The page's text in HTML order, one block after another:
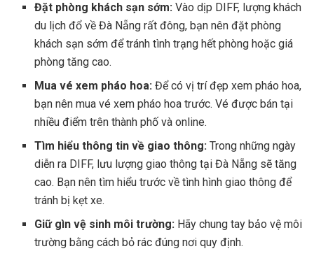
Đặt phòng khách sạn sớm: Vào dịp DIFF, lượng khách
du lịch đổ về Đà Nẵng rất đông, bạn nên đặt phòng
khách sạn sớm để tránh tình trạng hết phòng hoặc giá
phòng tăng cao.
Mua vé xem pháo hoa: Để có vị trí đẹp xem pháo hoa,
bạn nên mua vé xem pháo hoa trước. Vé được bán tại
nhiều điểm trên thành phố và online.
Tìm hiểu thông tin về giao thông: Trong những ngày
diễn ra DIFF, lưu lượng giao thông tại Đà Nẵng sẽ tăng
cao. Bạn nên tìm hiểu trước về tình hình giao thông để
tránh bị kẹt xe.
Giữ gìn vệ sinh môi trường: Hãy chung tay bảo vệ môi
trường bằng cách bỏ rác đúng nơi quy định.